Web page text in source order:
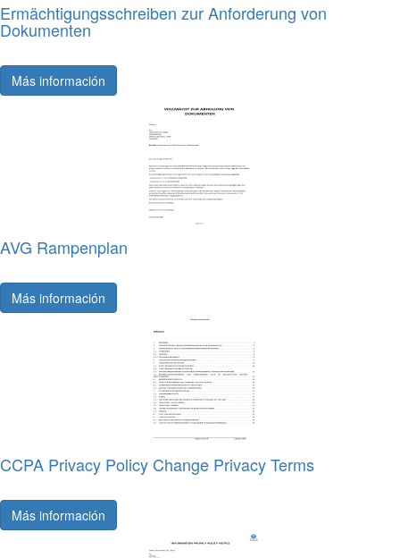
Ermächtigungsschreiben zur Anforderung von
Dokumenten
Más información
AVG Rampenplan
Más información
CCPA Privacy Policy Change Privacy Terms
Más información